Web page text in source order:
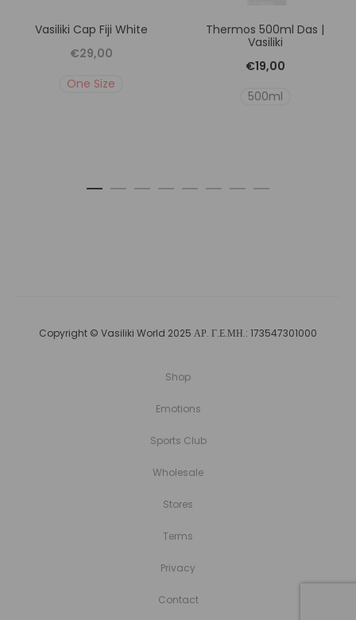
Vasiliki Cap Fiji White
€29,00
One Size
Thermos 500ml Das |
Vasiliki
€19,00
500ml
Copyright © Vasiliki World 2025 ΑΡ. Γ.Ε.ΜΗ.: 173547301000
Shop
Emotions
Sports Club
Wholesale
Stores
Terms
Privacy
Contact